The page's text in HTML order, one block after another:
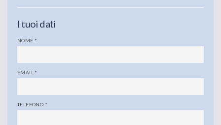
I tuoi dati
NOME *
EMAIL *
TELEFONO *